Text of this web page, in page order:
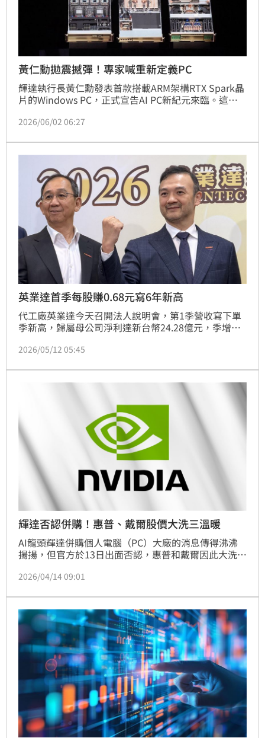
黃仁勳拋震撼彈！專家喊重新定義PC
輝達執行長黃仁勳發表首款搭載ARM架構RTX Spark晶
片的Windows PC，正式宣告AI PC新紀元來臨。這款
推理能力，支援離線運行大型模型，擺脫網路延遲並強
容性痛點。使用者未來僅需透過對話即可操作電腦，這
種高效能、高安全性的創新應用，將重新定義個人電腦
的未來樣貌。
2026/06/02 06:27
英業達首季每股賺0.68元寫6年新高
代工廠英業達今天召開法人說明會，第1季營收寫下單
季新高，歸屬母公司淨利達新台幣24.28億元，季增
高。經營團隊看好今年伺服器營收占比有望突破5成大
2026/05/12 05:45
輝達否認併購！惠普、戴爾股價大洗三溫暖
AI龍頭輝達併購個人電腦（PC）大廠的消息傳得沸沸
揚揚，但官方於13日出面否認，惠普和戴爾因此大洗三
2026/04/14 09:01